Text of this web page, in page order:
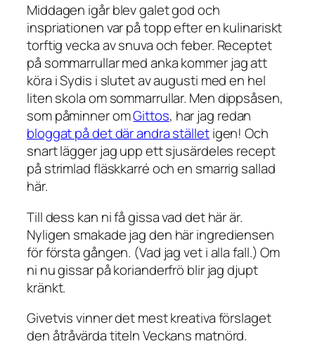
Middagen igår blev galet god och
inspriationen var på topp efter en kulinariskt
torftig vecka av snuva och feber. Receptet
på sommarrullar med anka kommer jag att
köra i Sydis i slutet av augusti med en hel
liten skola om sommarrullar. Men dippsåsen,
som påminner omGittos, har jag redan
bloggat på det där andra ställetigen! Och
snart lägger jag upp ett sjusärdeles recept
på strimlad fläskkarré och en smarrig sallad
här.
Till dess kan ni få gissa vad det här är.
Nyligen smakade jag den här ingrediensen
för första gången. (Vad jag vet i alla fall.) Om
ni nu gissar på korianderfrö blir jag djupt
kränkt.
Givetvis vinner det mest kreativa förslaget
den åtråvärda titeln Veckans matnörd.